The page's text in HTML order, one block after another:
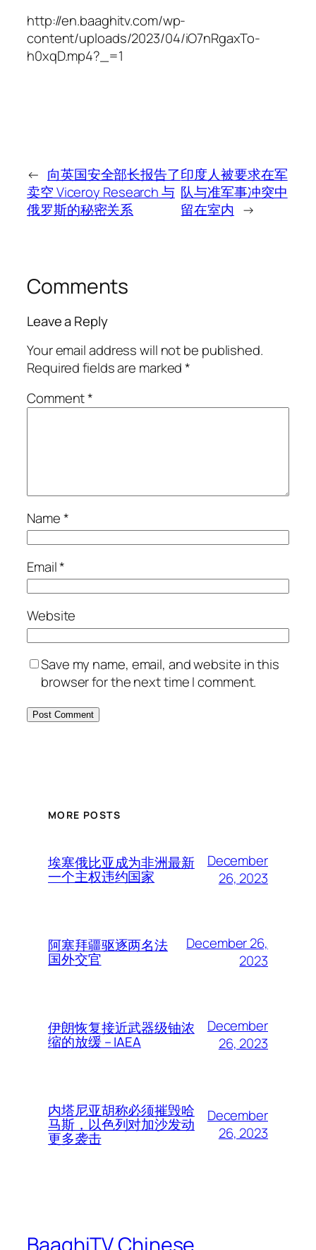
http://en.baaghitv.com/wp-
content/uploads/2023/04/iO7nRgaxTo-
h0xqD.mp4?_=1
← 向英国安全部长报告了
卖空 Viceroy Research 与
俄罗斯的秘密关系
印度人被要求在军
队与准军事冲突中
留在室内 →
Comments
Leave a Reply
Your email address will not be published.
Required fields are marked*
Comment*
Name*
Email*
Website
Save my name, email, and website in this
browser for the next time I comment.
MORE POSTS
埃塞俄比亚成为非洲最新
一个主权违约国家
December
26, 2023
阿塞拜疆驱逐两名法
国外交官
December 26,
2023
伊朗恢复接近武器级铀浓
缩的放缓 – IAEA
December
26, 2023
内塔尼亚胡称必须摧毁哈
马斯，以色列对加沙发动
更多袭击
December
26, 2023